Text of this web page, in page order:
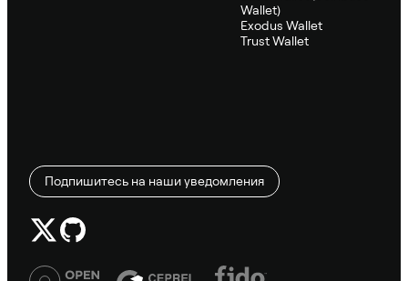
Wallet)
Exodus Wallet
Trust Wallet
Подпишитесь на наши уведомления